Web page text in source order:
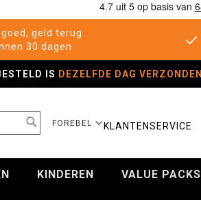
goed, geld terug
30 dagen
IS DEZELFDE DAG VERZONDEN
SELECTEER
FOREBEL KLANTENSERVICE
SEARCH
KINDEREN VALUE PACKS